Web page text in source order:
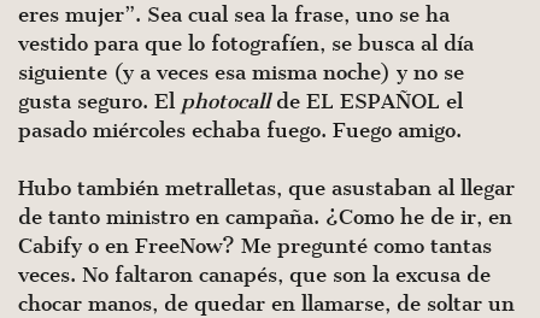
eres mujer”. Sea cual sea la frase, uno se ha
vestido para que lo fotografíen, se busca al día
siguiente (y a veces esa misma noche) y no se
gusta seguro. El photocallde EL ESPAÑOL el
pasado miércoles echaba fuego. Fuego amigo.
Hubo también metralletas, que asustaban al llegar
de tanto ministro en campaña. ¿Como he de ir, en
Cabify o en FreeNow? Me pregunté como tantas
veces. No faltaron canapés, que son la excusa de
chocar manos, de quedar en llamarse, de soltar un